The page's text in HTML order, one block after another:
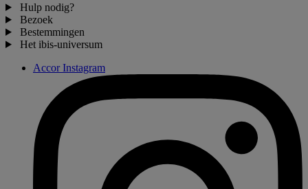
Hulp nodig?
Bezoek
Bestemmingen
Het ibis-universum
Accor Instagram